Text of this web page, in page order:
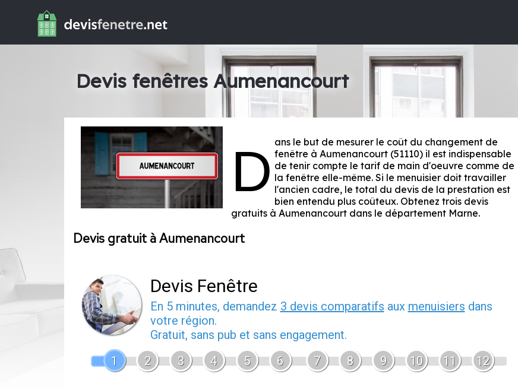
Devis fenêtres Aumenancourt
D ans le but de mesurer le coût du changement de
fenêtre à Aumenancourt (51110) il est indispensable
de tenir compte le tarif de main d'oeuvre comme de
la fenêtre elle-même. Si le menuisier doit travailler
l'ancien cadre, le total du devis de la prestation est
bien entendu plus coûteux. Obtenez trois devis
gratuits à Aumenancourt dans le département Marne.
Devis gratuit à Aumenancourt
Devis Fenêtre
En 5 minutes, demandez 3 devis comparatifs aux menuisiers dans
votre région.
Gratuit, sans pub et sans engagement.
1
2 3 4 5 6 7 8 9 10 11 12